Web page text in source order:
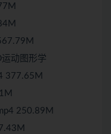
动图形学
377.65M
250.89M